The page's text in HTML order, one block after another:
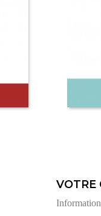
VOTRE